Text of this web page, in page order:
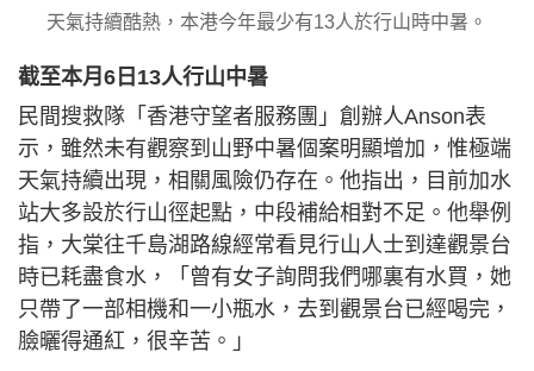
天氣持續酷熱，本港今年最少有13人於行山時中暑。
截至本月6日13人行山中暑
民間搜救隊「香港守望者服務團」創辦人Anson表
示，雖然未有觀察到山野中暑個案明顯增加，惟極端
天氣持續出現，相關風險仍存在。他指出，目前加水
站大多設於行山徑起點，中段補給相對不足。他舉例
指，大棠往千島湖路線經常看見行山人士到達觀景台
時已耗盡食水，「曾有女子詢問我們哪裏有水買，她
只帶了一部相機和一小瓶水，去到觀景台已經喝完，
臉曬得通紅，很辛苦。」